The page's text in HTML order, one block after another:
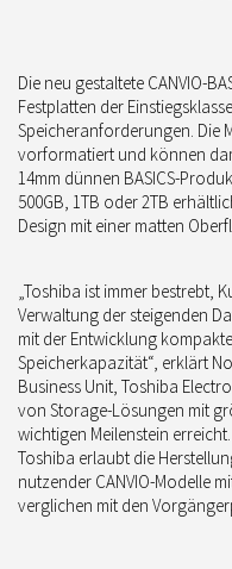
Die neu gestaltete CANVIO-
Festplatten der
Speicheranforderungen. Die
vorformatiert und können
14mm dünnen BASICS-
500GB, 1TB oder 2TB
Design mit einer matten
„Toshiba ist immer bestrebt,
Verwaltung der steigenden
mit der Entwicklung
Speicherkapazität“, erklärt
Business Unit, Toshiba
von Storage-Lösungen mit
wichtigen Meilenstein
Toshiba erlaubt die
nutzender CANVIO-Modelle
verglichen mit den